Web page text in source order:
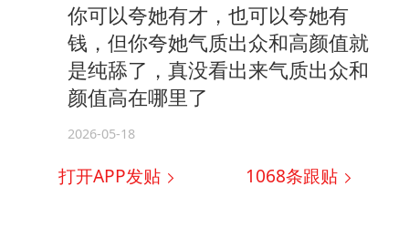
你可以夸她有才，也可以夸她有
钱，但你夸她气质出众和高颜值就
是纯舔了，真没看出来气质出众和
颜值高在哪里了
2026-05-18
打开APP发贴 1068条跟贴